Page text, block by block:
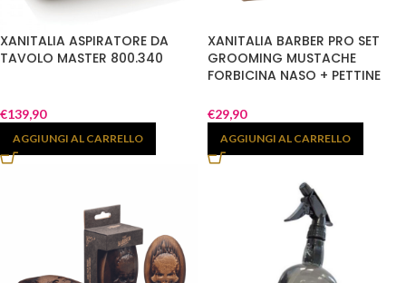
XANITALIA ASPIRATORE DA
TAVOLO MASTER 800.340
€139,90
AGGIUNGI AL CARRELLO
XANITALIA BARBER PRO SET
GROOMING MUSTACHE
FORBICINA NASO + PETTINE
401.545
€29,90
AGGIUNGI AL CARRELLO